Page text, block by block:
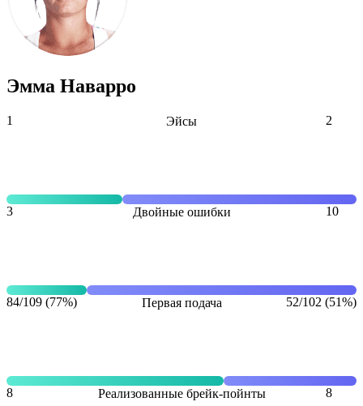
Эмма Наварро
1 Эйсы 2
3 Двойные ошибки 10
84/109 (77%) Первая подача 52/102 (51%)
8 Реализованные брейк-пойнты 8